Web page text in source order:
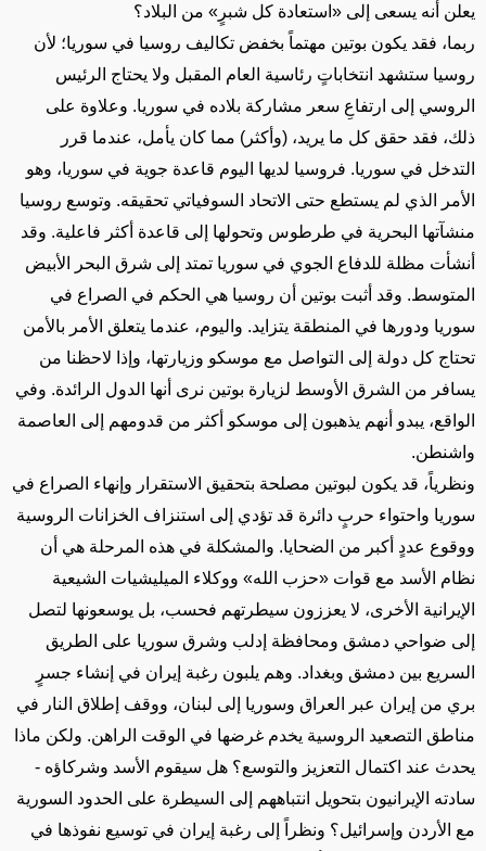
يعلن أنه يسعى إلى «استعادة كل شبرٍ» من البلاد؟
ربما، فقد يكون بوتين مهتماً بخفض تكاليف روسيا في سوريا؛ لأن
روسيا ستشهد انتخاباتٍ رئاسية العام المقبل ولا يحتاج الرئيس
الروسي إلى ارتفاعِ سعر مشاركة بلاده في سوريا. وعلاوة على
ذلك، فقد حقق كل ما يريد، (وأكثر) مما كان يأمل، عندما قرر
التدخل في سوريا. فروسيا لديها اليوم قاعدة جوية في سوريا، وهو
الأمر الذي لم يستطع حتى الاتحاد السوفياتي تحقيقه. وتوسع روسيا
منشآتها البحرية في طرطوس وتحولها إلى قاعدة أكثر فاعلية. وقد
أنشأت مظلة للدفاع الجوي في سوريا تمتد إلى شرق البحر الأبيض
المتوسط. وقد أثبت بوتين أن روسيا هي الحكم في الصراع في
سوريا ودورها في المنطقة يتزايد. واليوم، عندما يتعلق الأمر بالأمن
تحتاج كل دولة إلى التواصل مع موسكو وزيارتها، وإذا لاحظنا من
يسافر من الشرق الأوسط لزيارة بوتين نرى أنها الدول الرائدة. وفي
الواقع، يبدو أنهم يذهبون إلى موسكو أكثر من قدومهم إلى العاصمة
واشنطن.
ونظرياً، قد يكون لبوتين مصلحة بتحقيق الاستقرار وإنهاء الصراع في
سوريا واحتواء حربٍ دائرة قد تؤدي إلى استنزاف الخزانات الروسية
ووقوع عددٍ أكبر من الضحايا. والمشكلة في هذه المرحلة هي أن
نظام الأسد مع قوات «حزب الله» ووكلاء الميليشيات الشيعية
الإيرانية الأخرى، لا يعززون سيطرتهم فحسب، بل يوسعونها لتصل
إلى ضواحي دمشق ومحافظة إدلب وشرق سوريا على الطريق
السريع بين دمشق وبغداد. وهم يلبون رغبة إيران في إنشاء جسرٍ
بري من إيران عبر العراق وسوريا إلى لبنان، ووقف إطلاق النار في
مناطق التصعيد الروسية يخدم غرضها في الوقت الراهن. ولكن ماذا
يحدث عند اكتمال التعزيز والتوسع؟ هل سيقوم الأسد وشركاؤه -
سادته الإيرانيون بتحويل انتباههم إلى السيطرة على الحدود السورية
مع الأردن وإسرائيل؟ ونظراً إلى رغبة إيران في توسيع نفوذها في